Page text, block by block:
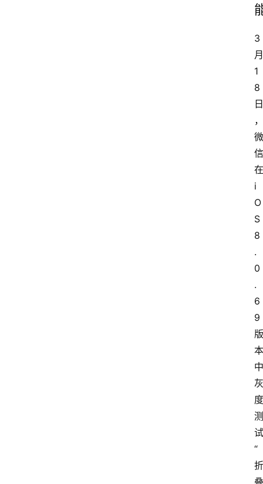
3
月
1
8
日
，
微
信
在
i
O
S
8
.
0
.
6
9
版
本
中
灰
度
测
试
“
折
叠